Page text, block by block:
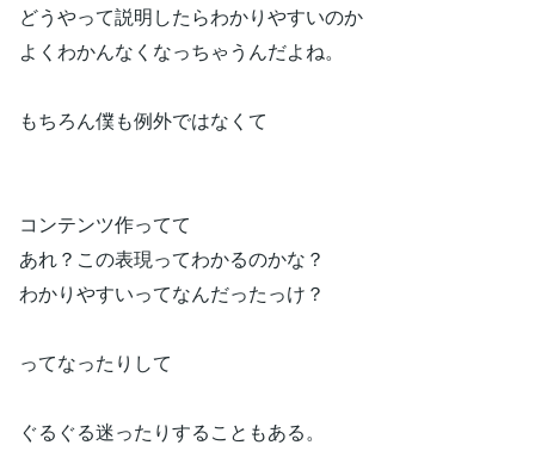
どうやって説明したらわかりやすいのか
よくわかんなくなっちゃうんだよね。
もちろん僕も例外ではなくて
コンテンツ作ってて
あれ？この表現ってわかるのかな？
わかりやすいってなんだったっけ？
ってなったりして
ぐるぐる迷ったりすることもある。